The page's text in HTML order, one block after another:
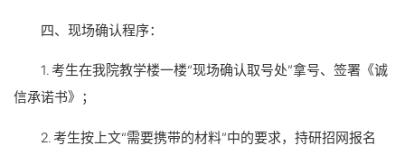
四、现场确认程序：
1. 考生在我院教学楼一楼“现场确认取号处”拿号、签署《诚
信承诺书》；
2. 考生按上文“需要携带的材料”中的要求，持研招网报名